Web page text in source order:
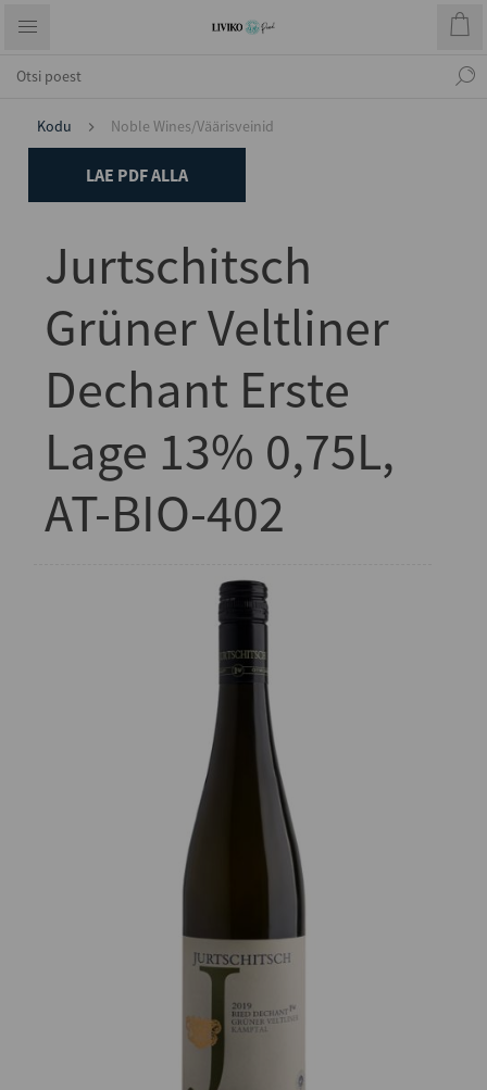
Kodu Noble Wines/Väärisveinid
LAE PDF ALLA
Jurtschitsch
Grüner Veltliner
Dechant Erste
Lage 13% 0,75L,
AT-BIO-402